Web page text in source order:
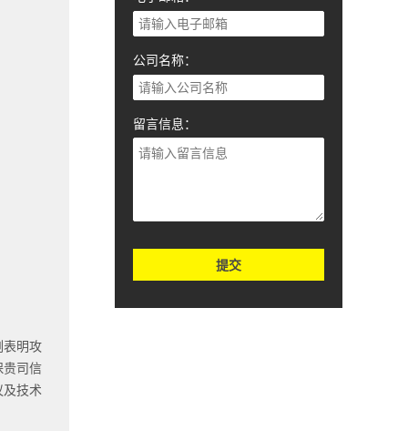
表明攻
贵司信
技术
公司名称：
留言信息：
提交